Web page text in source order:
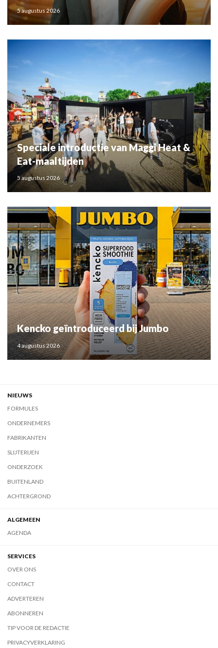
5 augustus 2026
Speciale introductie van Maggi Heat &
Eat-maaltijden
5 augustus 2026
Kencko geïntroduceerd bij Jumbo
4 augustus 2026
NIEUWS
FORMULES
ONDERNEMERS
FABRIKANTEN
SLIJTERIJEN
ONDERZOEK
BUITENLAND
ACHTERGROND
ALGEMEEN
AGENDA
SERVICES
OVER ONS
CONTACT
ADVERTEREN
ABONNEREN
TIP VOOR DE REDACTIE
PRIVACYVERKLARING